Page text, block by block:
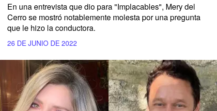
En una entrevista que dio para "Implacables", Mery del
Cerro se mostró notablemente molesta por una pregunta
que le hizo la conductora.
26 DE JUNIO DE 2022